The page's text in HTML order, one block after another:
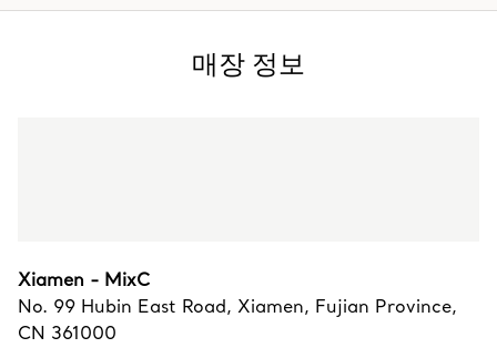
매장 정보
Xiamen - MixC
No. 99 Hubin East Road, Xiamen, Fujian Province,
CN 361000